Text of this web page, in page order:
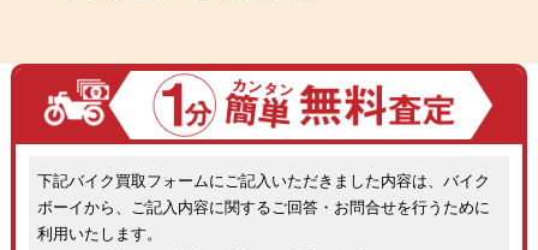
下記バイク買取フォームにご記入いただきました内容は、バイク
ボーイから、ご記入内容に関するご回答・お問合せを行うために
利用いたします。